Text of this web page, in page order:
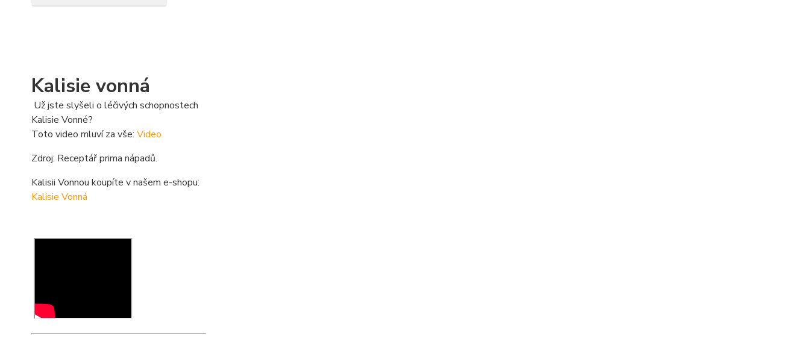
Kalisie vonná
Už jste slyšeli o léčivých schopnostech
Kalisie Vonné?
Toto video mluví za vše: Video
Zdroj: Receptář prima nápadů.
Kalisii Vonnou koupíte v našem e-shopu:
Kalisie Vonná